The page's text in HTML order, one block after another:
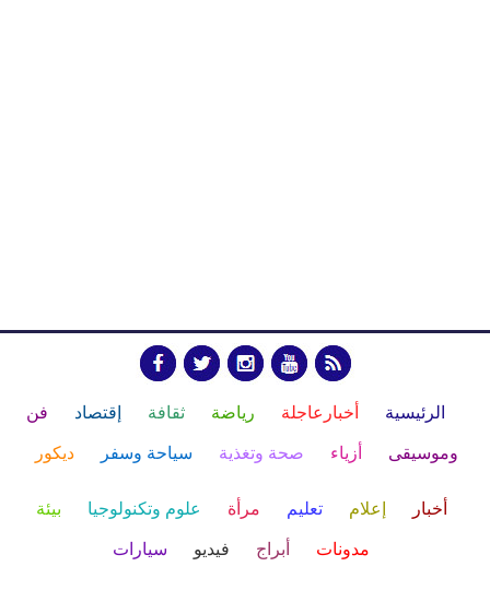
الرئيسية أخبارعاجلة رياضة ثقافة إقتصاد فن
وموسيقى أزياء صحة وتغذية سياحة وسفر ديكور
أخبار إعلام تعليم مرأة علوم وتكنولوجيا بيئة
مدونات أبراج فيديو سيارات